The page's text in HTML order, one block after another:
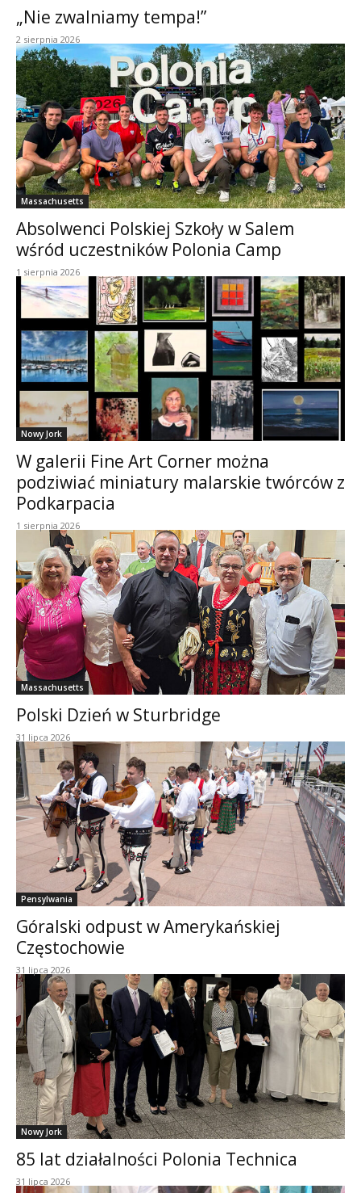
„Nie zwalniamy tempa!”
2 sierpnia 2026
Massachusetts
Absolwenci Polskiej Szkoły w Salem
wśród uczestników Polonia Camp
1 sierpnia 2026
Nowy Jork
W galerii Fine Art Corner można
podziwiać miniatury malarskie twórców z
Podkarpacia
1 sierpnia 2026
Massachusetts
Polski Dzień w Sturbridge
31 lipca 2026
Pensylwania
Góralski odpust w Amerykańskiej
Częstochowie
31 lipca 2026
Nowy Jork
85 lat działalności Polonia Technica
31 lipca 2026